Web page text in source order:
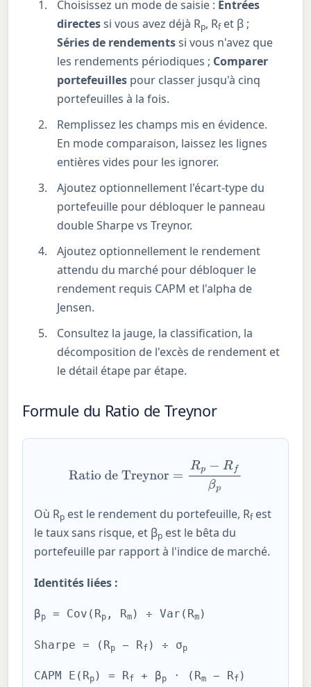
Choisissez un mode de saisie : Entrées
directessi vous avez déjà Rp, Rfet β ;
Séries de rendementssi vous n'avez que
les rendements périodiques ; Comparer
portefeuilles pour classer jusqu'à cinq
portefeuilles à la fois.
Remplissez les champs mis en évidence.
En mode comparaison, laissez les lignes
entières vides pour les ignorer.
Ajoutez optionnellement l'écart-type du
portefeuille pour débloquer le panneau
double Sharpe vs Treynor.
Ajoutez optionnellement le rendement
attendu du marché pour débloquer le
rendement requis CAPM et l'alpha de
Jensen.
Consultez la jauge, la classification, la
décomposition de l'excès de rendement et
le détail étape par étape.
Formule du Ratio de Treynor
Ratio de Treynor p−R fβp
Où Rp est le rendement du portefeuille, Rfest
le taux sans risque, et βp est le bêta du
portefeuille par rapport à l'indice de marché.
Identités liées :
βp = Cov(Rp , Rm ) ÷ Var(Rm )
Sharpe = (Rp − Rf ) ÷ σp
CAPM E(Rp ) = Rf + βp · (Rm − Rf )